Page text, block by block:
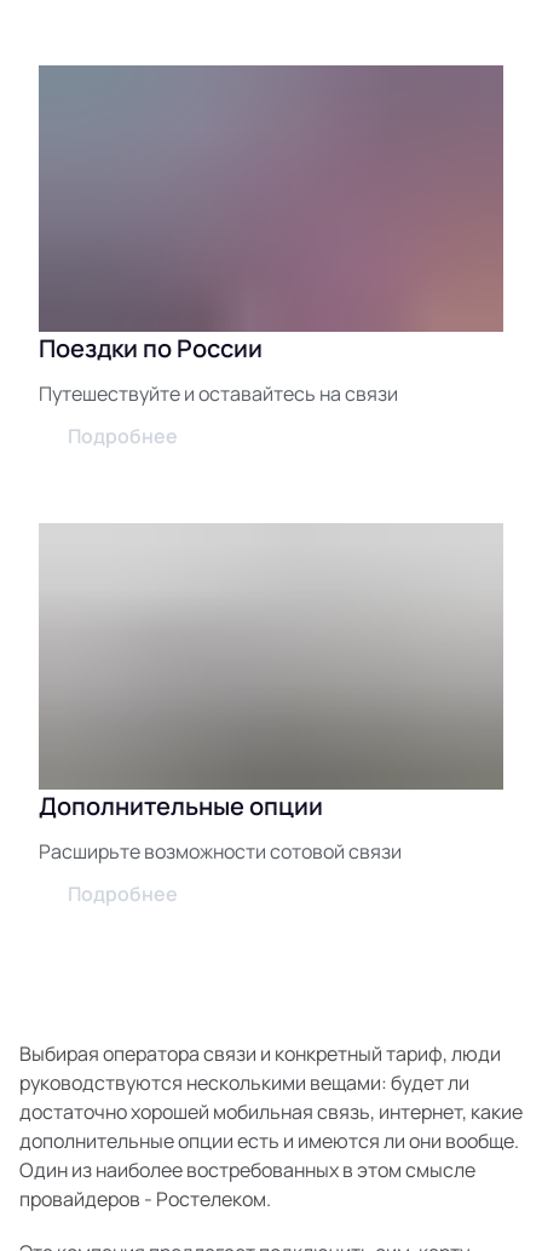
Поездки по России
Путешествуйте и оставайтесь на связи
Подробнее
Дополнительные опции
Расширьте возможности сотовой связи
Подробнее
Выбирая оператора связи и конкретный тариф, люди
руководствуются несколькими вещами: будет ли
достаточно хорошей мобильная связь, интернет, какие
дополнительные опции есть и имеются ли они вообще.
Один из наиболее востребованных в этом смысле
провайдеров - Ростелеком.